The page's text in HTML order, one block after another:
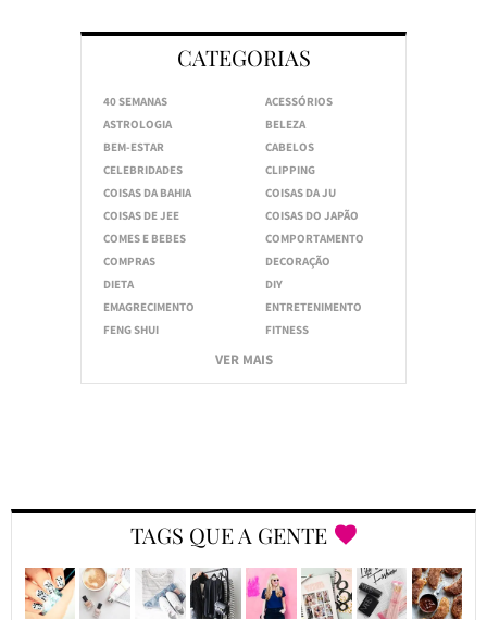
CATEGORIAS
40 SEMANAS
ACESSÓRIOS
ASTROLOGIA
BELEZA
BEM-ESTAR
CABELOS
CELEBRIDADES
CLIPPING
COISAS DA BAHIA
COISAS DA JU
COISAS DE JEE
COISAS DO JAPÃO
COMES E BEBES
COMPORTAMENTO
COMPRAS
DECORAÇÃO
DIETA
DIY
EMAGRECIMENTO
ENTRETENIMENTO
FENG SHUI
FITNESS
VER MAIS
TAGS QUE A GENTE